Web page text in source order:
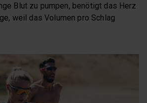
Blut zu pumpen, benötigt das Herz
weil das Volumen pro Schlag